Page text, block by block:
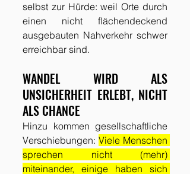
selbst zur Hürde: weil Orte durch
einen nicht flächendeckend
ausgebauten Nahverkehr schwer
erreichbar sind.
WANDEL WIRD ALS
UNSICHERHEIT ERLEBT, NICHT
ALS CHANCE
Hinzu kommen gesellschaftliche
Verschiebungen: Viele Menschen
sprechen nicht (mehr)
miteinander, einige haben sich